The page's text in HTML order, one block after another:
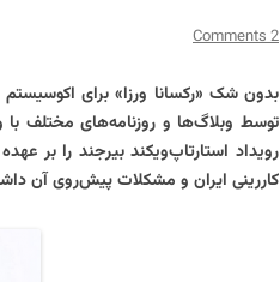
2 Comments
بدون شک «رکسانا ورزا» برای
توسط وبلاگ‌ها و روزنامه‌های مختلف
رویداد استارتاپ‌ویکند بیرجند را بر
کاررینی ایران و مشکلات پیش‌روی آن